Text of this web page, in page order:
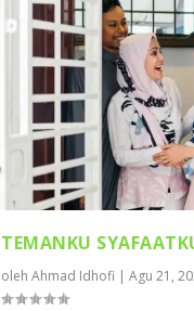
TEMANKU
olehAhmad Idhofi |Agu 21,